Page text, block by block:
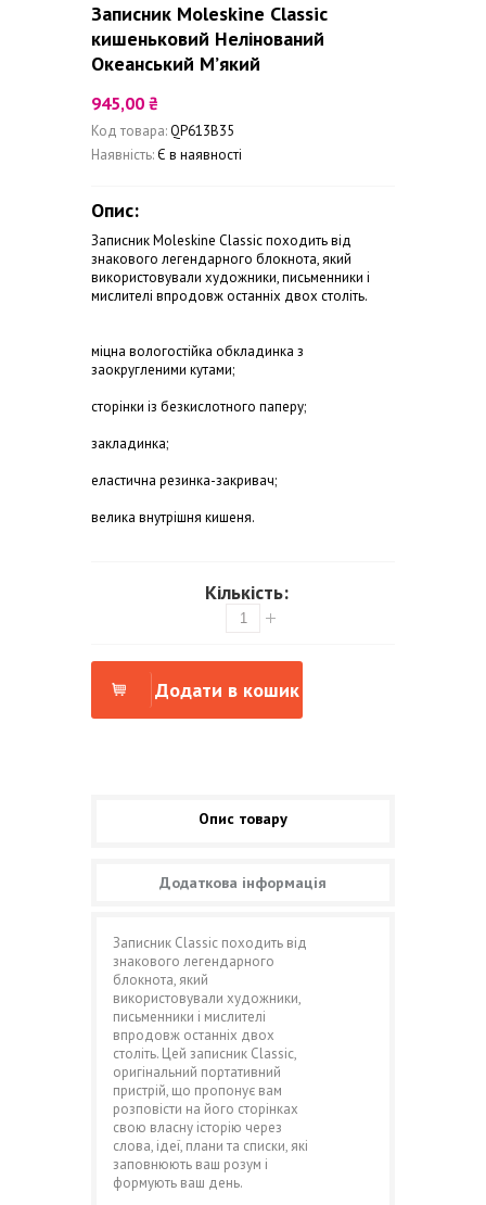
Записник Moleskine Classic
кишеньковий Нелінований
Океанський М’який
945,00 ₴
Код товара:QP613B35
Наявність:Є в наявності
Опис:
Записник Moleskine Classic походить від
знакового легендарного блокнота, який
використовували художники, письменники і
мислителі впродовж останніх двох століть.
міцна вологостійка обкладинка з
заокругленими кутами;
сторінки із безкислотного паперу;
закладинка;
еластична резинка-закривач;
велика внутрішня кишеня.
Кількість:
Додати в кошик
Опис товару
Додаткова інформація
Записник Classic походить від
знакового легендарного
блокнота, який
використовували художники,
письменники і мислителі
впродовж останніх двох
століть. Цей записник Classic,
оригінальний портативний
пристрій, що пропонує вам
розповісти на його сторінках
свою власну історію через
слова, ідеї, плани та списки, які
заповнюють ваш розум і
формують ваш день.